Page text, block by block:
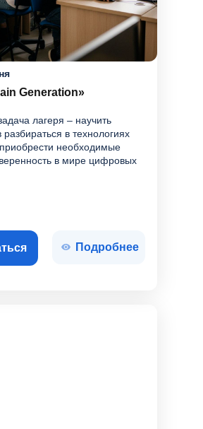
Generation»
лагеря – научить
разбираться в технологиях
необходимые
в мире цифровых
Подробнее